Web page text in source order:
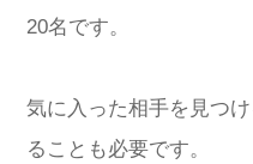
20名です。
気に入った相手を見つ
ることも必要です。